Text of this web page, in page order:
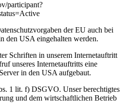
participant?
der EU auch bei
den USA eingehalten werden.
Schriften in unserem Internetauftritt
unseres Internetauftritts eine
in den USA aufgebaut.
1 lit. f) DSGVO. Unser berechtigtes
und dem wirtschaftlichen Betrieb